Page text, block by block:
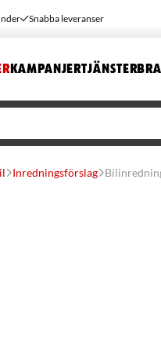
Snabba leveranser
KAMPANJERTJÄNSTER
Inredningsförslag